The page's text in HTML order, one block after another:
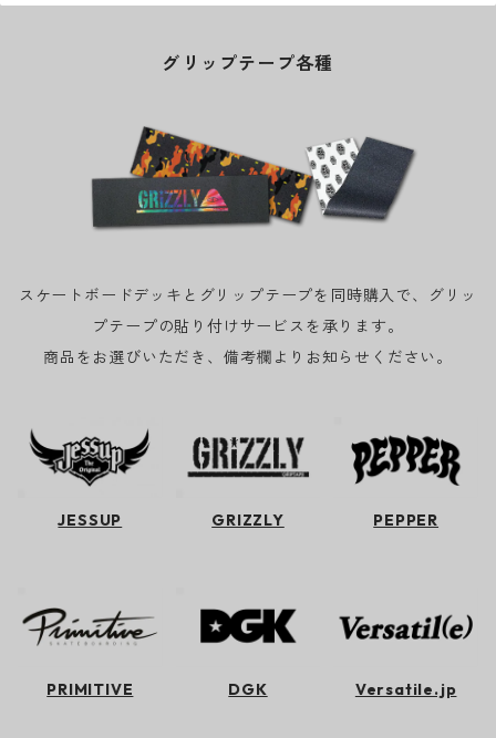
グリップテープ各種
スケートボードデッキとグリップテープを同時購入で、グリッ
プテープの貼り付けサービスを承ります。
商品をお選びいただき、備考欄よりお知らせください。
JESSUP GRIZZLY PEPPER
PRIMITIVE DGK Versatile.jp